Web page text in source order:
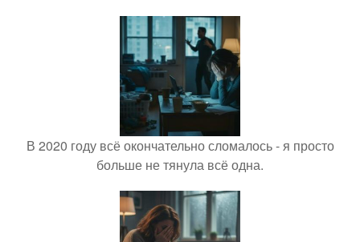
В 2020 году всё окончательно сломалось - я просто
больше не тянула всё одна.